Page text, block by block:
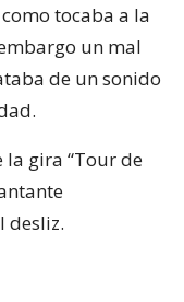
tocaba a la
un mal
de un sonido
la gira “Tour de
desliz.